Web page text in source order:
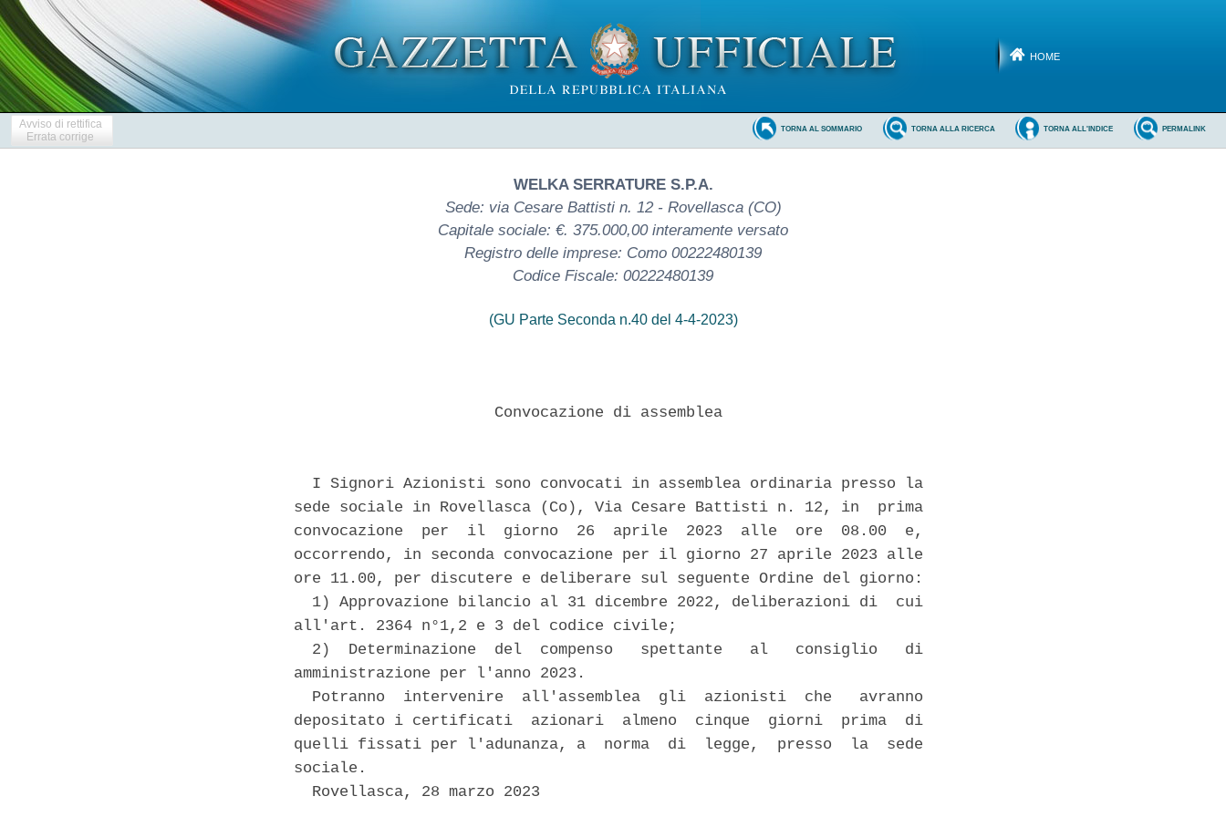
HOME
Avviso di rettifica
Errata corrige
PERMALINK
TORNA ALL'INDICE
TORNA ALLA RICERCA
TORNA AL SOMMARIO
WELKA SERRATURE S.P.A.
Sede: via Cesare Battisti n. 12 - Rovellasca (CO)
Capitale sociale: €. 375.000,00 interamente versato
Registro delle imprese: Como 00222480139
Codice Fiscale: 00222480139
(GU Parte Seconda n.40 del 4-4-2023)
                      Convocazione di assemblea
  I Signori Azionisti sono convocati in assemblea ordinaria presso la
sede sociale in Rovellasca (Co), Via Cesare Battisti n. 12, in  prima
convocazione  per  il  giorno  26  aprile  2023  alle  ore  08.00  e,
occorrendo, in seconda convocazione per il giorno 27 aprile 2023 alle
ore 11.00, per discutere e deliberare sul seguente Ordine del giorno:
  1) Approvazione bilancio al 31 dicembre 2022, deliberazioni di  cui
all'art. 2364 n°1,2 e 3 del codice civile;
  2)  Determinazione  del  compenso   spettante   al   consiglio   di
amministrazione per l'anno 2023.
  Potranno  intervenire  all'assemblea  gli  azionisti  che   avranno
depositato i certificati  azionari  almeno  cinque  giorni  prima  di
quelli fissati per l'adunanza, a  norma  di  legge,  presso  la  sede
sociale.
  Rovellasca, 28 marzo 2023